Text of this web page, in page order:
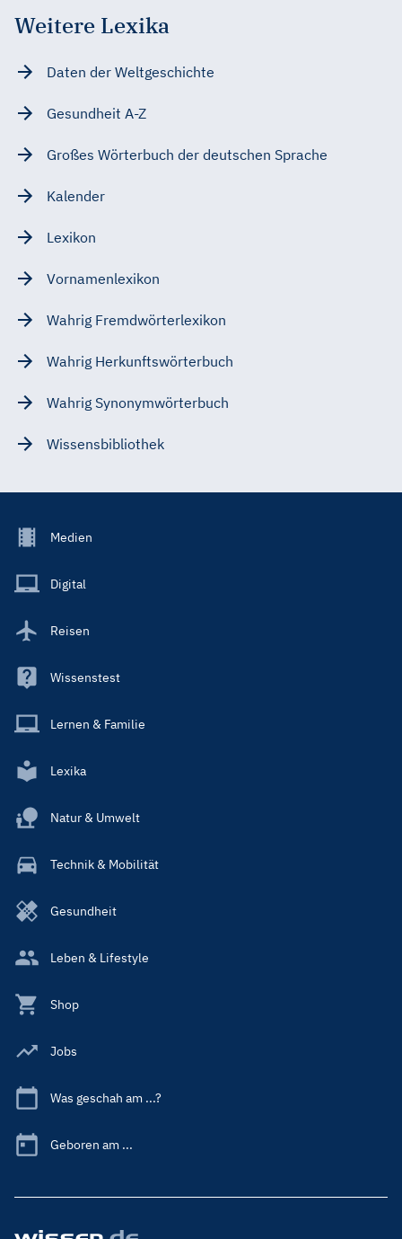
Weitere Lexika
Daten der Weltgeschichte
Gesundheit A-Z
Großes Wörterbuch der deutschen Sprache
Kalender
Lexikon
Vornamenlexikon
Wahrig Fremdwörterlexikon
Wahrig Herkunftswörterbuch
Wahrig Synonymwörterbuch
Wissensbibliothek
Footer
Main
Medien
Digital
Reisen
Wissenstest
Lernen & Familie
Lexika
Natur & Umwelt
Technik & Mobilität
Gesundheit
Leben & Lifestyle
Shop
Jobs
Was geschah am ...?
Geboren am ...